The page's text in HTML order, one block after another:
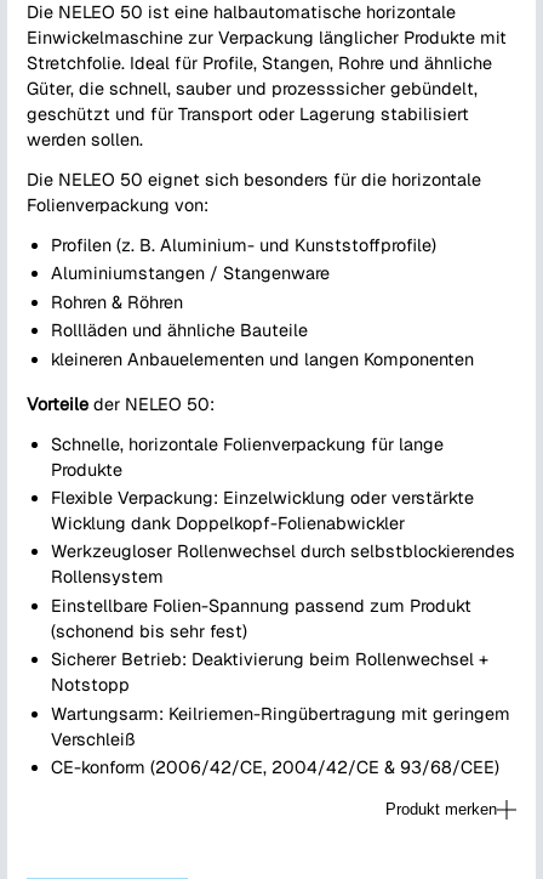
Die NELEO 50 ist eine halbautomatische horizontale
Einwickelmaschine zur Verpackung länglicher Produkte mit
Stretchfolie. Ideal für Profile, Stangen, Rohre und ähnliche
Güter, die schnell, sauber und prozesssicher gebündelt,
geschützt und für Transport oder Lagerung stabilisiert
werden sollen.
Die NELEO 50 eignet sich besonders für die horizontale
Folienverpackung von:
Profilen (z. B. Aluminium- und Kunststoffprofile)
Aluminiumstangen / Stangenware
Rohren & Röhren
Rollläden und ähnliche Bauteile
kleineren Anbauelementen und langen Komponenten
Vorteile der NELEO 50:
Schnelle, horizontale Folienverpackung für lange
Produkte
Flexible Verpackung: Einzelwicklung oder verstärkte
Wicklung dank Doppelkopf-Folienabwickler
Werkzeugloser Rollenwechsel durch selbstblockierendes
Rollensystem
Einstellbare Folien-Spannung passend zum Produkt
(schonend bis sehr fest)
Sicherer Betrieb: Deaktivierung beim Rollenwechsel +
Notstopp
Wartungsarm: Keilriemen-Ringübertragung mit geringem
Verschleiß
CE-konform (2006/42/CE, 2004/42/CE & 93/68/CEE)
Produkt merken